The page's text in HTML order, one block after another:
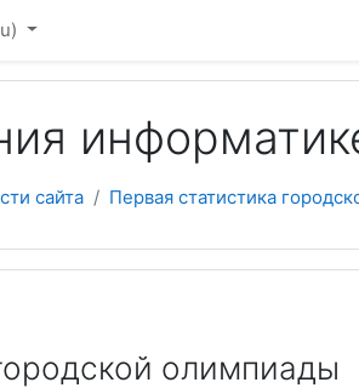
сайта Первая статистика
олимпиады